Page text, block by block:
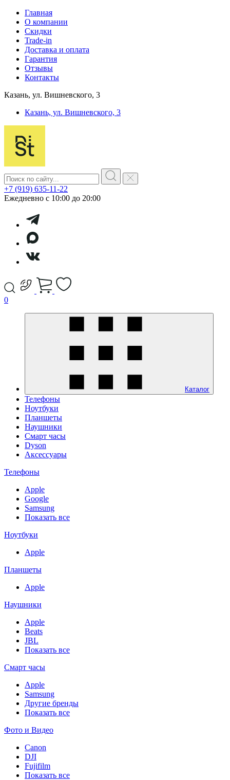
Главная
О компании
Скидки
Trade-in
Доставка и оплата
Гарантия
Отзывы
Контакты
Казань, ул. Вишневского, 3
Казань, ул. Вишневского, 3
+7 (919) 635-11-22
Ежедневно с 10:00 до 20:00
0
Каталог
Телефоны
Ноутбуки
Планшеты
Наушники
Смарт часы
Dyson
Аксессуары
Телефоны
Apple
Google
Samsung
Показать все
Ноутбуки
Apple
Планшеты
Apple
Наушники
Apple
Beats
JBL
Показать все
Смарт часы
Apple
Samsung
Другие бренды
Показать все
Фото и Видео
Canon
DJI
Fujifilm
Показать все